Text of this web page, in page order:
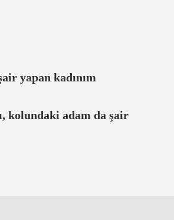
yapan kadınım
kolundaki adam da şair